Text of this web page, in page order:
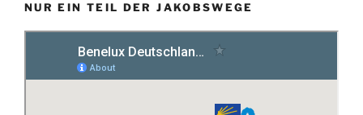
NUR EIN TEIL DER JAKOBSWEGE